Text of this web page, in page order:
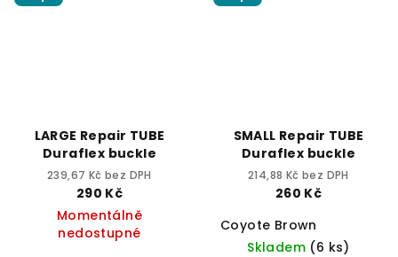
LARGE Repair TUBE
Duraflex buckle
239,67 Kč bez DPH
290 Kč
Momentálně
nedostupné
SMALL Repair TUBE
Duraflex buckle
214,88 Kč bez DPH
260 Kč
Coyote Brown
Skladem (6 ks)